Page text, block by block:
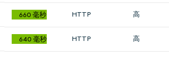
660 毫秒 HTTP 高
640 毫秒 HTTP 高